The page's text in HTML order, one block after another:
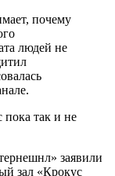
почему
людей не
пока так и не
заявили
зал «Крокус